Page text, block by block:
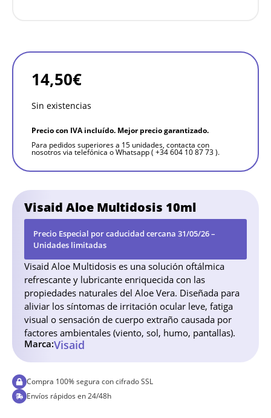
Visaid Aloe Multidosis 10ml
Precio Especial por caducidad cercana 31/05/26 –
Unidades limitadas
Visaid Aloe Multidosis es una solución oftálmica
refrescante y lubricante enriquecida con las
propiedades naturales del Aloe Vera. Diseñada para
aliviar los síntomas de irritación ocular leve, fatiga
visual o sensación de cuerpo extraño causada por
factores ambientales (viento, sol, humo, pantallas).
Marca:Visaid
14,50€
Sin existencias
Precio con IVA incluído. Mejor precio garantizado.
Para pedidos superiores a 15 unidades, contacta con
nosotros via telefónica o Whatsapp ( +34 604 10 87 73 ).
Compra 100% segura con cifrado SSL
Envíos rápidos en 24/48h